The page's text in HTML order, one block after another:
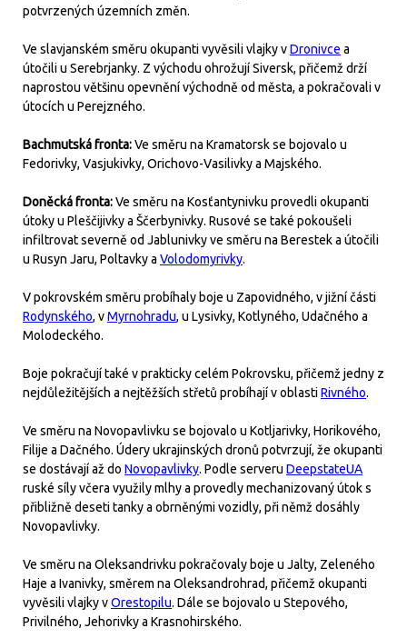
potvrzených územních změn.
Ve slavjanském směru okupanti vyvěsili vlajky vDronivce a
útočili u Serebrjanky. Z východu ohrožují Siversk, přičemž drží
naprostou většinu opevnění východně od města, a pokračovali v
útocích u Perejzného.
Bachmutská fronta:Ve směru na Kramatorsk se bojovalo u
Fedorivky, Vasjukivky, Orichovo-Vasilivky a Majského.
Doněcká fronta:Ve směru na Kosťantynivku provedli okupanti
útoky u Pleščijivky a Ščerbynivky. Rusové se také pokoušeli
infiltrovat severně od Jablunivky ve směru na Berestek a útočili
u Rusyn Jaru, Poltavky a Volodomyrivky.
V pokrovském směru probíhaly boje u Zapovidného, v jižní části
Rodynského, vMyrnohradu, u Lysivky, Kotlyného, Udačného a
Molodeckého.
Boje pokračují také v prakticky celém Pokrovsku, přičemž jedny z
nejdůležitějších a nejtěžších střetů probíhají v oblastiRivného.
Ve směru na Novopavlivku se bojovalo u Kotljarivky, Horikového,
Filije a Dačného. Údery ukrajinských dronů potvrzují, že okupanti
se dostávají až do Novopavlivky. Podle serveru DeepstateUA
ruské síly včera využily mlhy a provedly mechanizovaný útok s
přibližně deseti tanky a obrněnými vozidly, při němž dosáhly
Novopavlivky.
Ve směru na Oleksandrivku pokračovaly boje u Jalty, Zeleného
Haje a Ivanivky, směrem na Oleksandrohrad, přičemž okupanti
vyvěsili vlajky vOrestopilu. Dále se bojovalo u Stepového,
Privilného, Jehorivky a Krasnohirského.